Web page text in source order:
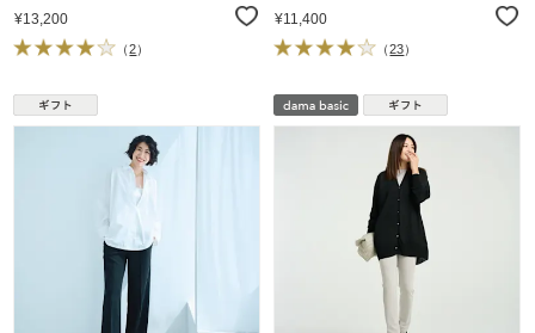
¥13,200
（2）
¥11,400
（23）